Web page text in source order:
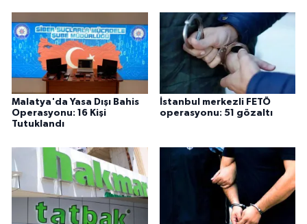
Malatya'da Yasa Dışı Bahis
Operasyonu: 16 Kişi
Tutuklandı
İstanbul merkezli FETÖ
operasyonu: 51 gözaltı